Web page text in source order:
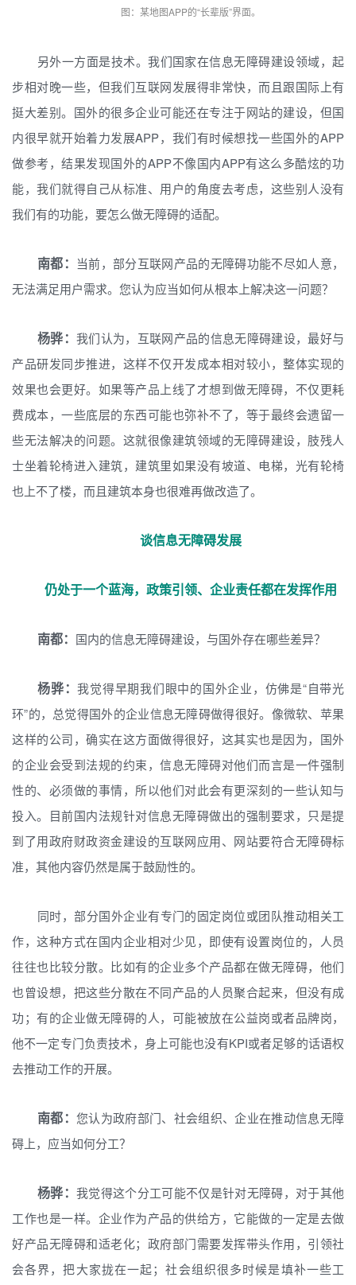
图：某地图APP的“长辈版”界面。
另外一方面是技术。我们国家在信息无障碍建设领域，起
步相对晚一些，但我们互联网发展得非常快，而且跟国际上有
挺大差别。国外的很多企业可能还在专注于网站的建设，但国
内很早就开始着力发展APP，我们有时候想找一些国外的APP
做参考，结果发现国外的APP不像国内APP有这么多酷炫的功
能，我们就得自己从标准、用户的角度去考虑，这些别人没有
我们有的功能，要怎么做无障碍的适配。
南都： 当前，部分互联网产品的无障碍功能不尽如人意，
无法满足用户需求。您认为应当如何从根本上解决这一问题？
杨骅： 我们认为，互联网产品的信息无障碍建设，最好与
产品研发同步推进，这样不仅开发成本相对较小，整体实现的
效果也会更好。如果等产品上线了才想到做无障碍，不仅更耗
费成本，一些底层的东西可能也弥补不了，等于最终会遗留一
些无法解决的问题。这就很像建筑领域的无障碍建设，肢残人
士坐着轮椅进入建筑，建筑里如果没有坡道、电梯，光有轮椅
也上不了楼，而且建筑本身也很难再做改造了。
谈信息无障碍发展
仍处于一个蓝海，政策引领、企业责任都在发挥作用
南都： 国内的信息无障碍建设，与国外存在哪些差异？
杨骅：我觉得早期我们眼中的国外企业，仿佛是“自带光
环”的，总觉得国外的企业信息无障碍做得很好。像微软、苹果
这样的公司，确实在这方面做得很好，这其实也是因为，国外
的企业会受到法规的约束，信息无障碍对他们而言是一件强制
性的、必须做的事情，所以他们对此会有更深刻的一些认知与
投入。目前国内法规针对信息无障碍做出的强制要求，只是提
到了用政府财政资金建设的互联网应用、网站要符合无障碍标
准，其他内容仍然是属于鼓励性的。
同时，部分国外企业有专门的固定岗位或团队推动相关工
作，这种方式在国内企业相对少见，即使有设置岗位的，人员
往往也比较分散。比如有的企业多个产品都在做无障碍，他们
也曾设想，把这些分散在不同产品的人员聚合起来，但没有成
功；有的企业做无障碍的人，可能被放在公益岗或者品牌岗，
他不一定专门负责技术，身上可能也没有KPI或者足够的话语权
去推动工作的开展。
南都： 您认为政府部门、社会组织、企业在推动信息无障
碍上，应当如何分工？
杨骅： 我觉得这个分工可能不仅是针对无障碍，对于其他
工作也是一样。企业作为产品的供给方，它能做的一定是去做
好产品无障碍和适老化；政府部门需要发挥带头作用，引领社
会各界，把大家拢在一起；社会组织很多时候是填补一些工